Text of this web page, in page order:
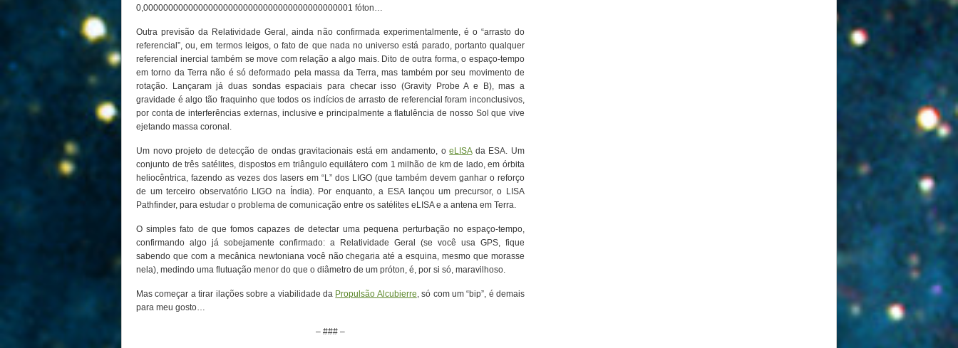
0,000000000000000000000000000000000000000001 fóton…
Outra previsão da Relatividade Geral, ainda não confirmada experimentalmente, é o “arrasto do
referencial”, ou, em termos leigos, o fato de que nada no universo está parado, portanto qualquer
referencial inercial também se move com relação a algo mais. Dito de outra forma, o espaço-tempo
em torno da Terra não é só deformado pela massa da Terra, mas também por seu movimento de
rotação. Lançaram já duas sondas espaciais para checar isso (Gravity Probe A e B), mas a
gravidade é algo tão fraquinho que todos os indícios de arrasto de referencial foram inconclusivos,
por conta de interferências externas, inclusive e principalmente a flatulência de nosso Sol que vive
ejetando massa coronal.
Um novo projeto de detecção de ondas gravitacionais está em andamento, oeLISAda ESA. Um
conjunto de três satélites, dispostos em triângulo equilátero com 1 milhão de km de lado, em órbita
heliocêntrica, fazendo as vezes dos lasers em “L” dos LIGO (que também devem ganhar o reforço
de um terceiro observatório LIGO na Índia). Por enquanto, a ESA lançou um precursor, o LISA
Pathfinder, para estudar o problema de comunicação entre os satélites eLISA e a antena em Terra.
O simples fato de que fomos capazes de detectar uma pequena perturbação no espaço-tempo,
confirmando algo já sobejamente confirmado: a Relatividade Geral (se você usa GPS, fique
sabendo que com a mecânica newtoniana você não chegaria até a esquina, mesmo que morasse
nela), medindo uma flutuação menor do que o diâmetro de um próton, é, por si só, maravilhoso.
Mas começar a tirar ilações sobre a viabilidade da Propulsão Alcubierre, só com um “bip”, é demais
para meu gosto…
– ### –